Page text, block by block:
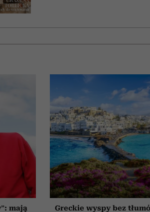
mają Greckie wyspy bez